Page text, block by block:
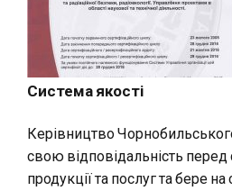
Система якості
Керівництво
свою відповідальність
продукції та послуг та бере